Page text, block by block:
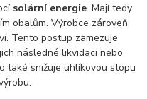
solární energie. Mají tedy
obalům. Výrobce zároveň
Tento postup zamezuje
následné likvidaci nebo
také snižuje uhlíkovou stopu